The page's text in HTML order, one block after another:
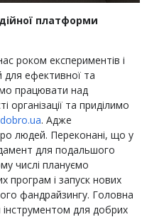
платформи
роком експериментів і
ефективної та
працювати над
організації та приділимо
dobro.ua. Адже
людей. Переконані, що у
для подальшого
числі плануємо
програм і запуск нових
фандрайзингу. Головна
для добрих